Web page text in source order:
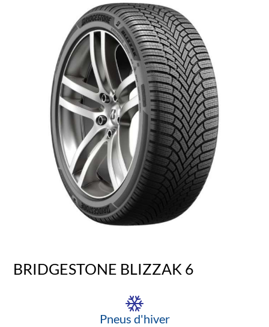
BRIDGESTONE BLIZZAK 6
Pneus d'hiver